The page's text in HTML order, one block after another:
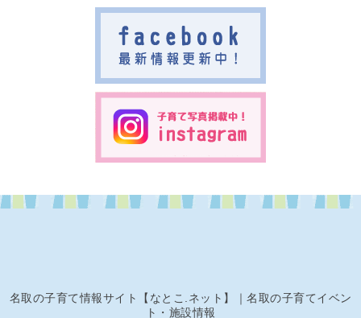
名取の子育て情報サイト【なとこ.ネット】｜名取の子育てイベン
ト・施設情報